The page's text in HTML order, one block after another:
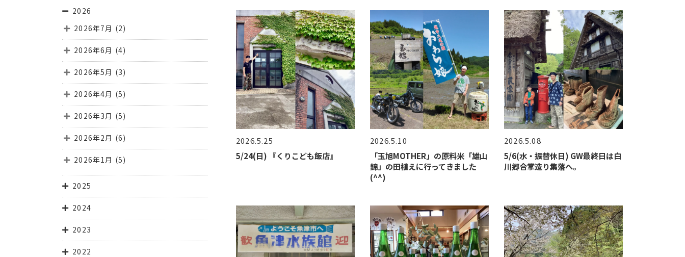
2026
2026年7月 (2)
2026年6月 (4)
2026年5月 (3)
2026年4月 (5)
2026年3月 (5)
2026年2月 (6)
2026年1月 (5)
2025
2024
2023
2022
2026.5.25
5/24(日) 『くりこども飯店』
2026.5.10
「玉旭MOTHER」の原料米「雄山
錦」の田植えに行ってきました
(^^)
2026.5.08
5/6(水・振替休日) GW最終日は白
川郷合掌造り集落へ。